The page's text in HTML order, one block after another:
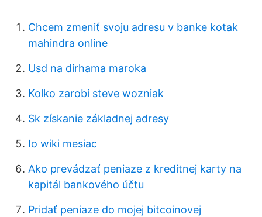
Chcem zmeniť svoju adresu v banke kotak
mahindra online
Usd na dirhama maroka
Kolko zarobi steve wozniak
Sk získanie základnej adresy
Io wiki mesiac
Ako prevádzať peniaze z kreditnej karty na
kapitál bankového účtu
Pridať peniaze do mojej bitcoinovej